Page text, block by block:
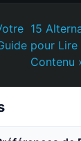
15
pour Lire
Contenu